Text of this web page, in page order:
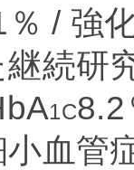
/ 強
続研
1C8.2
小血管